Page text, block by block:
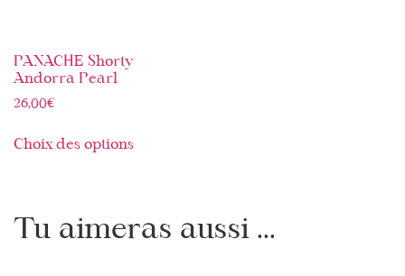
PANACHE Shorty
Andorra Pearl
26,00€
Choix des options
Tu aimeras aussi ...